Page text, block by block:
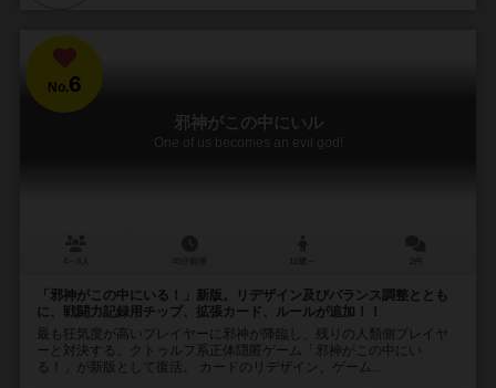
No.6
邪神がこの中にいル
One of us becomes an evil god!
「邪神がこの中にいる！」新版。リデザイン及びバランス調整ととも
に、戦闘力記録用チップ、拡張カード、ルールが追加！！
最も狂気度が高いプレイヤーに邪神が降臨し、残りの人類側プレイヤ
ーと対決する。クトゥルフ系正体隠匿ゲーム「邪神がこの中にい
る！」が新版として復活。 カードのリデザイン、ゲーム...